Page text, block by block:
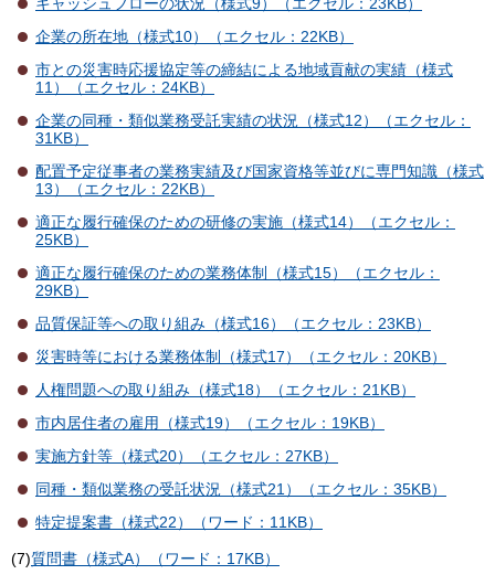
キャッシュフローの状況（様式9）（エクセル：23KB）
企業の所在地（様式10）（エクセル：22KB）
市との災害時応援協定等の締結による地域貢献の実績（様式
11）（エクセル：24KB）
企業の同種・類似業務受託実績の状況（様式12）（エクセル：
31KB）
配置予定従事者の業務実績及び国家資格等並びに専門知識（様式
13）（エクセル：22KB）
適正な履行確保のための研修の実施（様式14）（エクセル：
25KB）
適正な履行確保のための業務体制（様式15）（エクセル：
29KB）
品質保証等への取り組み（様式16）（エクセル：23KB）
災害時等における業務体制（様式17）（エクセル：20KB）
人権問題への取り組み（様式18）（エクセル：21KB）
市内居住者の雇用（様式19）（エクセル：19KB）
実施方針等（様式20）（エクセル：27KB）
同種・類似業務の受託状況（様式21）（エクセル：35KB）
特定提案書（様式22）（ワード：11KB）
(7)質問書（様式A）（ワード：17KB）